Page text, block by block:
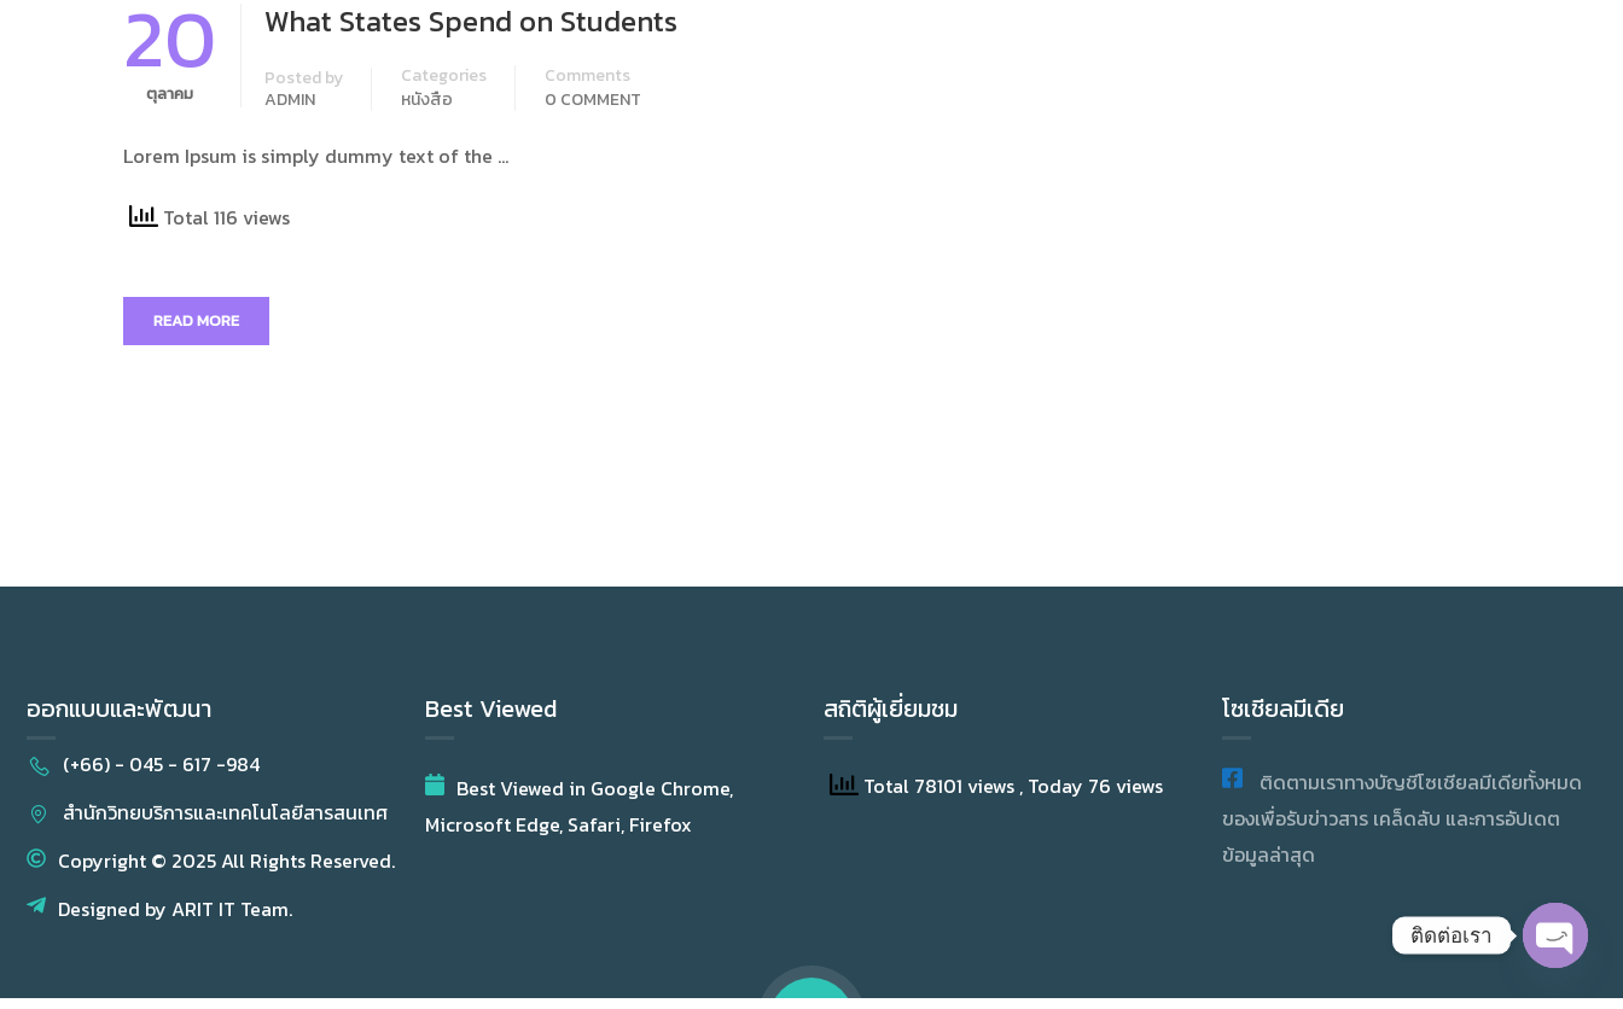
20
ตุลาคม
What States Spend on Students
Posted by
ADMIN
Categories
หนังสือ
Comments
0 COMMENT
Lorem Ipsum is simply dummy text of the …
Total 116 views
READ MORE
ออกแบบและพัฒนา
(+66) - 045 - 617 -984
สำนักวิทยบริการและเทคโนโลยีสารสนเทศ
Copyright © 2025 All Rights Reserved.
Designed by ARIT IT Team.
Best Viewed
Best Viewed in Google Chrome,
Microsoft Edge, Safari, Firefox
สถิติผู้เยี่ยมชม
Total 78101 views , Today 76 views
โซเชียลมีเดีย
ติดตามเราทางบัญชีโซเชียลมีเดียทั้งหมด
ของเพื่อรับข่าวสาร เคล็ดลับ และการอัปเดต
ข้อมูลล่าสุด
ติดต่อเรา